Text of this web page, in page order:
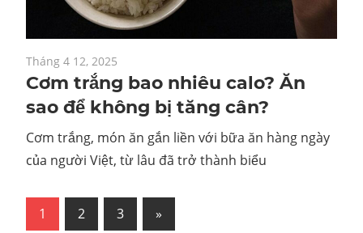
Tháng 4 12, 2025
Cơm trắng bao nhiêu calo? Ăn
sao để không bị tăng cân?
Cơm trắng, món ăn gắn liền với bữa ăn hàng ngày
của người Việt, từ lâu đã trở thành biểu
Phân
1 2 3
Next
»